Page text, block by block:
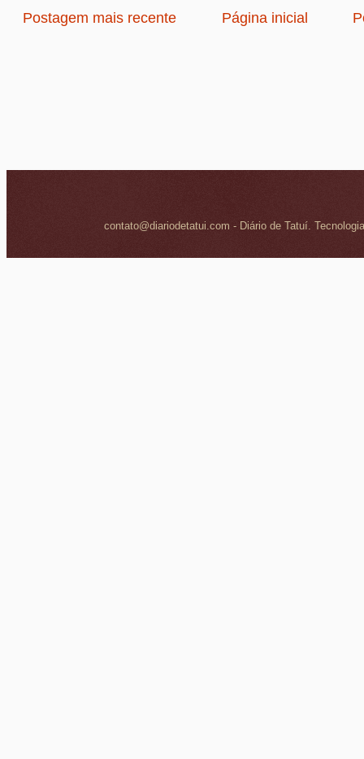
Postagem mais recente Página inicial
contato@diariodetatui.com - Diário de Tatuí.